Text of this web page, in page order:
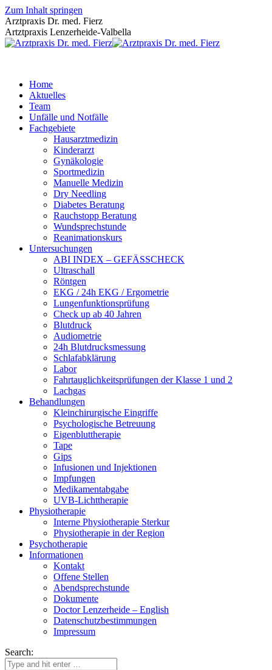
Zum Inhalt springen
Arztpraxis Dr. med. Fierz
Artztpraxis Lenzerheide-Valbella
Home
Aktuelles
Team
Unfälle und Notfälle
Fachgebiete
Hausarztmedizin
Kinderarzt
Gynäkologie
Sportmedizin
Manuelle Medizin
Dry Needling
Diabetes Beratung
Rauchstopp Beratung
Wundsprechstunde
Reanimationskurs
Untersuchungen
ABI INDEX – GEFÄSSCHECK
Ultraschall
Röntgen
EKG / 24h EKG / Ergometrie
Lungenfunktionsprüfung
Check up ab 40 Jahren
Blutdruck
Audiometrie
24h Blutdrucksmessung
Schlafabklärung
Labor
Fahrtauglichkeitsprüfungen der Klasse 1 und 2
Lachgas
Behandlungen
Kleinchirurgische Eingriffe
Psychologische Betreuung
Eigenbluttherapie
Tape
Gips
Infusionen und Injektionen
Impfungen
Medikamentabgabe
UVB-Lichttherapie
Physiotherapie
Interne Physiotherapie Sterkur
Physiotherapie in der Region
Psychotherapie
Informationen
Kontakt
Offene Stellen
Abendsprechstunde
Dokumente
Doctor Lenzerheide – English
Datenschutzbestimmungen
Impressum
Search: